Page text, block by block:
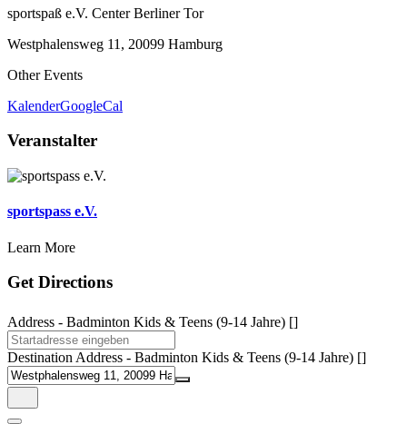
sportspaß e.V. Center Berliner Tor
Westphalensweg 11, 20099 Hamburg
Other Events
KalenderGoogleCal
Veranstalter
sportspass e.V.
Learn More
Get Directions
Address - Badminton Kids & Teens (9-14 Jahre) []
Destination Address - Badminton Kids & Teens (9-14 Jahre) []